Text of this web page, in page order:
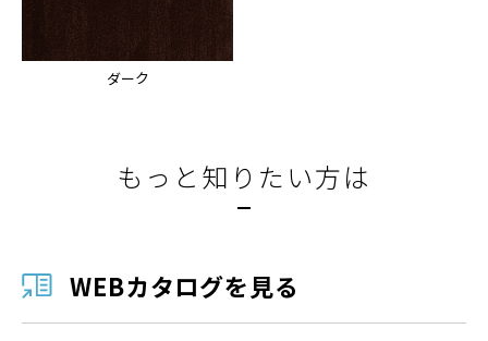
ダーク
もっと知りたい方は
WEBカタログを見る